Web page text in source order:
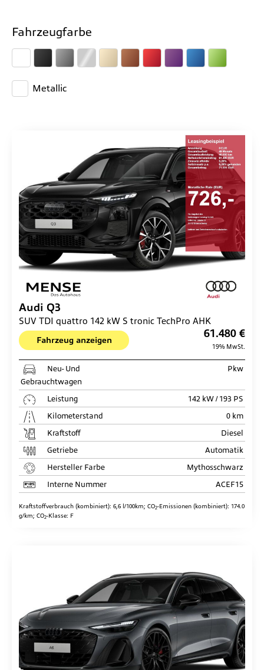
Fahrzeugfarbe
Metallic
Audi Q3
SUV TDI quattro 142 kW S tronic TechPro AHK
Fahrzeug anzeigen
61.480 €
19% MwSt.
Neu- Und
Gebrauchtwagen
Pkw
Leistung
142 kW / 193 PS
Kilometerstand
0 km
Kraftstoff
Diesel
Getriebe
Automatik
Hersteller Farbe
Mythosschwarz
Interne Nummer
ACEF15
Kraftstoffverbrauch (kombiniert): 6,6 l/100km; CO2-Emissionen (kombiniert): 174.0
g/km; CO2-Klasse: F